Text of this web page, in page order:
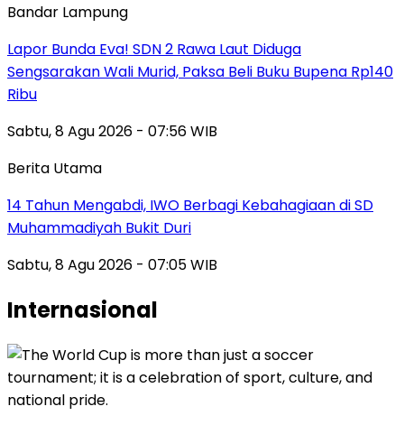
Bandar Lampung
Lapor Bunda Eva! SDN 2 Rawa Laut Diduga
Sengsarakan Wali Murid, Paksa Beli Buku Bupena Rp140
Ribu
Sabtu, 8 Agu 2026 - 07:56 WIB
Berita Utama
14 Tahun Mengabdi, IWO Berbagi Kebahagiaan di SD
Muhammadiyah Bukit Duri
Sabtu, 8 Agu 2026 - 07:05 WIB
Internasional